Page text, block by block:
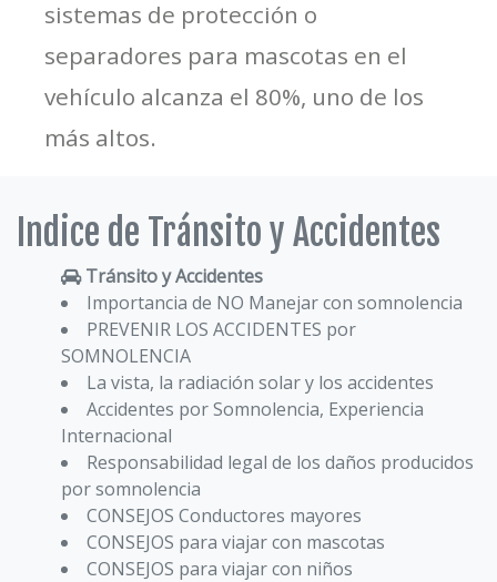
sistemas de protección o
separadores para mascotas en el
vehículo alcanza el 80%, uno de los
más altos.
Indice de Tránsito y Accidentes
Tránsito y Accidentes
Importancia de NO Manejar con somnolencia
PREVENIR LOS ACCIDENTES por
SOMNOLENCIA
La vista, la radiación solar y los accidentes
Accidentes por Somnolencia, Experiencia
Internacional
Responsabilidad legal de los daños producidos
por somnolencia
CONSEJOS Conductores mayores
CONSEJOS para viajar con mascotas
CONSEJOS para viajar con niños